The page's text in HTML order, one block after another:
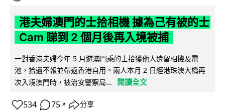
港夫婦澳門的士拾相機 據為己有被的士
Cam 睇到 2 個月後再入境被捕
一對香港夫婦今年 5 月遊澳門乘的士拾獲他人遺留相機及電
池，拾遺不報並帶返香港自用。兩人本月 2 日經港珠澳大橋再
次入境澳門時，被治安警察局...
閱讀全文
534 75 ↗ 分享